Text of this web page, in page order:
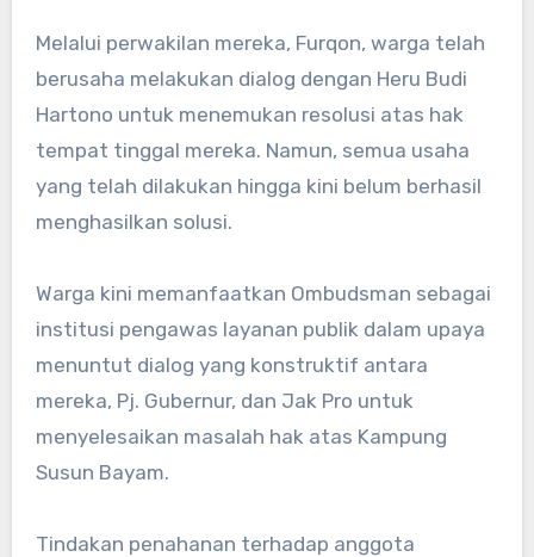
Melalui perwakilan mereka, Furqon, warga telah
berusaha melakukan dialog dengan Heru Budi
Hartono untuk menemukan resolusi atas hak
tempat tinggal mereka. Namun, semua usaha
yang telah dilakukan hingga kini belum berhasil
menghasilkan solusi.
Warga kini memanfaatkan Ombudsman sebagai
institusi pengawas layanan publik dalam upaya
menuntut dialog yang konstruktif antara
mereka, Pj. Gubernur, dan Jak Pro untuk
menyelesaikan masalah hak atas Kampung
Susun Bayam.
Tindakan penahanan terhadap anggota